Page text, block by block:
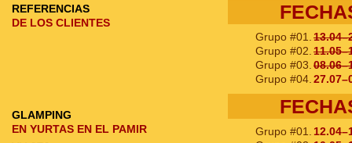
Grupo #01.
Grupo #02.
Grupo #03.
Grupo #04.
Grupo #01.
REFERENCIAS
DE LOS CLIENTES
GLAMPING
EN YURTAS EN EL PAMIR